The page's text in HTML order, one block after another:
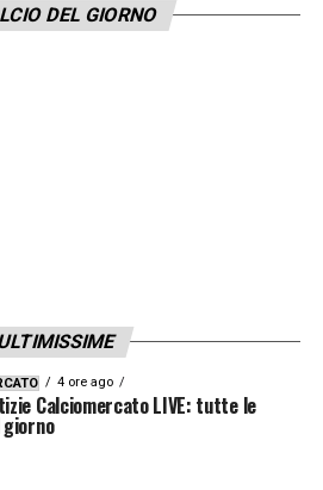
DEL GIORNO
4 ore ago
Calciomercato LIVE: tutte le